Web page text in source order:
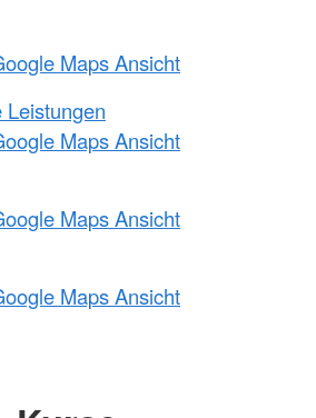
Maps Ansicht
Leistungen
Maps Ansicht
Maps Ansicht
Maps Ansicht